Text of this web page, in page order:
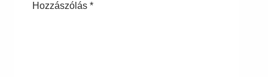
Hozzászólás *